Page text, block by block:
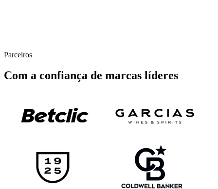
Parceiros
Com a confiança de marcas líderes